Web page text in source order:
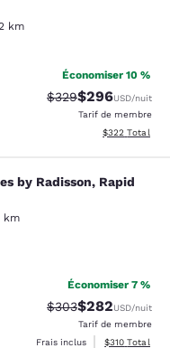
km
32 commentaires
Économiser 10 %
Tarif barré :
$329Tarif réduit :
$296USD/nuit
Tarif de membre
Afficher les
$322 Total
Radisson,
by Radisson, Rapid
km
commentaires
Économiser 7 %
Tarif barré :
$303Tarif réduit :
$282USD/nuit
Tarif de membre
Frais inclus
Afficher les
$310 Total